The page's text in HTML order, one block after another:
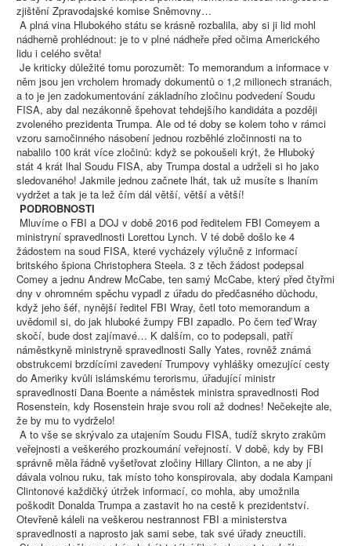
zjištění Zpravodajské komise Sněmovny…
A plná vina Hlubokého státu se krásně rozbalila, aby si ji lid mohl
nádherně prohlédnout: je to v plné nádheře před očima Amerického
lidu i celého světa!
Je kriticky důležité tomu porozumět: To memorandum a informace v
něm jsou jen vrcholem hromady dokumentů o 1,2 milionech stranách,
a to je jen zadokumentování základního zločinu podvedení Soudu
FISA, aby dal nezákonně špehovat tehdejšího kandidáta a později
zvoleného prezidenta Trumpa. Ale od té doby se kolem toho v rámci
vzoru samočinného násobení jednou rozběhlé zločinnosti na to
nabalilo 100 krát více zločinů: když se pokoušeli krýt, že Hluboký
stát 4 krát lhal Soudu FISA, aby Trumpa dostal a udrželi si ho jako
sledovaného! Jakmile jednou začnete lhát, tak už musíte s lhaním
vydržet a tak je ta lež čím dál větší, větší a větší!
PODROBNOSTI
Mluvíme o FBI a DOJ v době 2016 pod ředitelem FBI Comeyem a
ministryní spravedlnosti Lorettou Lynch. V té době došlo ke 4
žádostem na soud FISA, které vycházely výlučně z informací
britského špiona Christophera Steela. 3 z těch žádost podepsal
Comey a jednu Andrew McCabe, ten samý McCabe, který před čtyřmi
dny v ohromném spěchu vypadl z úřadu do předčasného důchodu,
když jeho šéf, nynější ředitel FBI Wray, četl toto memorandum a
uvědomil si, do jak hluboké žumpy FBI zapadlo. Po čem teď Wray
skočí, bude dost zajímavé… K dalším, co to podepsali, patří
náměstkyně ministryně spravedlnosti Sally Yates, rovněž známá
obstrukcemi brzdícími zavedení Trumpovy vyhlášky omezující cesty
do Ameriky kvůli islámskému terorismu, úřadující ministr
spravedlnosti Dana Boente a náměstek ministra spravedlnosti Rod
Rosenstein, kdy Rosenstein hraje svou roli až dodnes! Nečekejte ale,
že by mu to vydrželo!
A to vše se skrývalo za utajením Soudu FISA, tudíž skryto zrakům
veřejnosti a veškerého prozkoumání veřejností. V době, kdy by FBI
správně měla řádně vyšetřovat zločiny Hillary Clinton, a ne aby jí
dávala volnou ruku, tak místo toho konspirovala, aby dodala Kampani
Clintonové každičký útržek informací, co mohla, aby umožnila
poškodit Donalda Trumpa a zastavit ho na cestě k prezidentství.
Otevřeně káleli na veškerou nestrannost FBI a ministerstva
spravedlnosti a naprosto jak sami sebe, tak své úřady zneuctili.